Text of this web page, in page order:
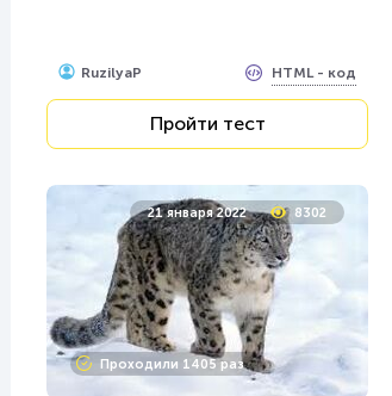
RuzilyaP HTML - код
Пройти тест
21 января 2022 8302
Проходили 1405 раз